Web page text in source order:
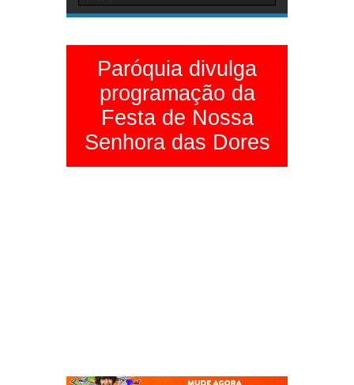
Paróquia divulga
programação da
Festa de Nossa
Senhora das Dores